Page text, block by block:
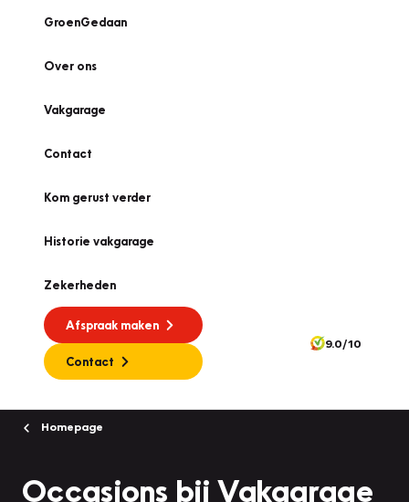
GroenGedaan
Over ons
Vakgarage
Contact
Kom gerust verder
Historie vakgarage
Zekerheden
Afspraak maken
Contact
9.0/10
Homepage
Occasions bij Vakgarage